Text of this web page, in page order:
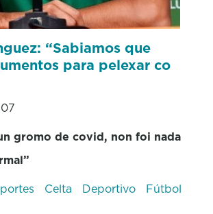
“Sabiamos que
para pelexar co
gromo de covid, non foi nada
Celta Deportivo
Fútbol